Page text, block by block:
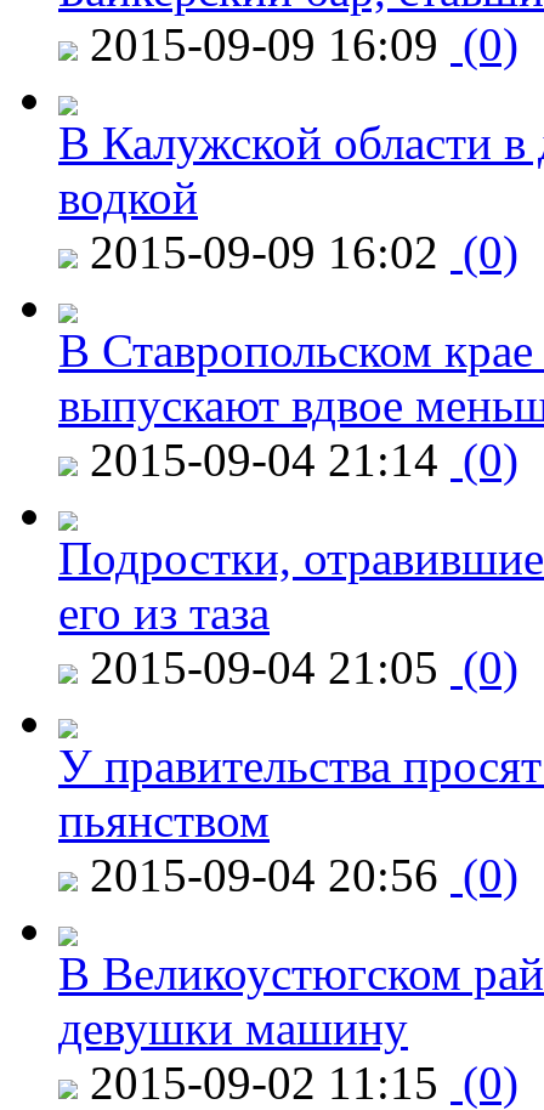
2015-09-09 16:09 (0)
В Калужской области в
водкой
2015-09-09 16:02 (0)
В Ставропольском
выпускают вдвое
2015-09-04 21:14 (0)
Подростки,
его из таза
2015-09-04 21:05 (0)
У правительства
пьянством
2015-09-04 20:56 (0)
В Великоустюгском
девушки машину
2015-09-02 11:15 (0)